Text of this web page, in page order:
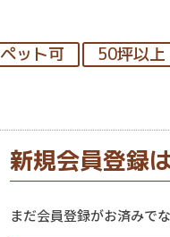
ペット可 50坪以上
新規会員登録
まだ会員登録がお済みで